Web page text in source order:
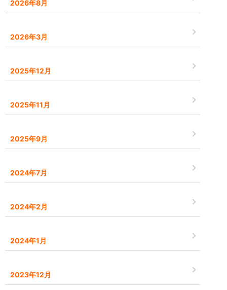
2026年8月
2026年3月
2025年12月
2025年11月
2025年9月
2024年7月
2024年2月
2024年1月
2023年12月